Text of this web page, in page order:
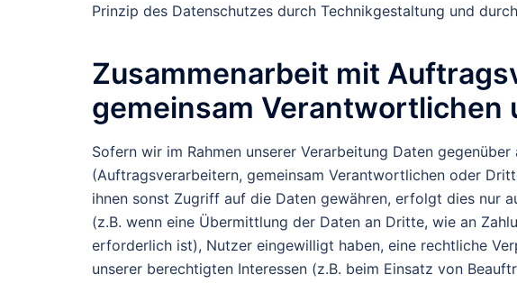
Prinzip des Datenschutzes durch Technikgestaltung und
Zusammenarbeit mit
gemeinsam Verantwortlichen
Sofern wir im Rahmen unserer Verarbeitung Daten
(Auftragsverarbeitern, gemeinsam Verantwortlichen oder
ihnen sonst Zugriff auf die Daten gewähren, erfolgt dies nur
(z.B. wenn eine Übermittlung der Daten an Dritte, wie an
erforderlich ist), Nutzer eingewilligt haben, eine rechtliche
unserer berechtigten Interessen (z.B. beim Einsatz von